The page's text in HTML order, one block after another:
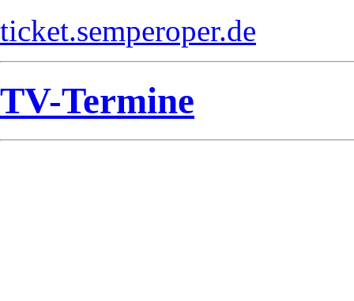
ticket.semperoper.de
TV-Termine